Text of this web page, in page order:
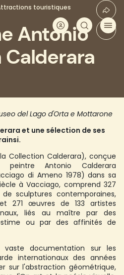
touristiques
Antonio
Calderara
del Lago d'Orta e Mottarone
et une sélection de ses
Collection Calderara), conçue
Antonio Calderara
di Ameno 1978) dans sa
à Vacciago, comprend 327
sculptures contemporaines,
271 œuvres de 133 artistes
liés au maître par des
ou par des affinités de
documentation sur les
internationaux des années
sur l'abstraction géométrique,